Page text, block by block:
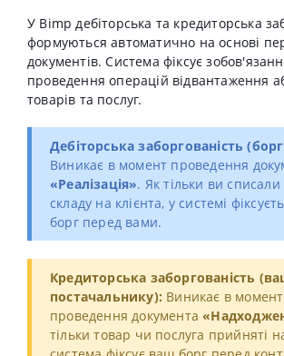
У Bimp дебіторська та кредиторська
формуються автоматично на основі
документів. Система фіксує
проведення операцій відвантаження
товарів та послуг.
Дебіторська заборгованість
Виникає в момент проведення
«Реалізація». Як тільки ви списали
складу на клієнта, у системі
борг перед вами.
Кредиторська заборгованість
постачальнику): Виникає в момент
проведення документа
тільки товар чи послуга прийняті